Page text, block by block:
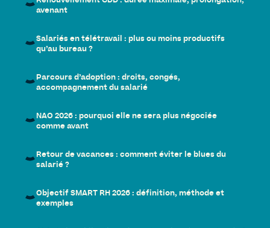
avenant
Salariés en télétravail : plus ou moins productifs
qu’au bureau ?
Parcours d’adoption : droits, congés,
accompagnement du salarié
NAO 2026 : pourquoi elle ne sera plus négociée
comme avant
Retour de vacances : comment éviter le blues du
salarié ?
Objectif SMART RH 2026 : définition, méthode et
exemples